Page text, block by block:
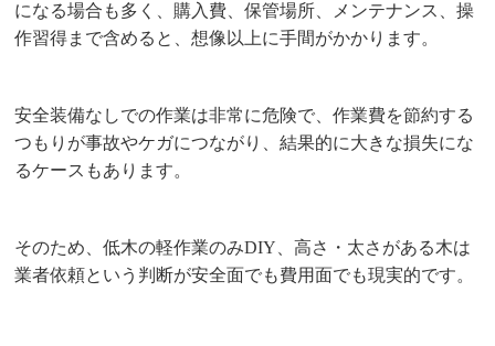
になる場合も多く、購入費、保管場所、メンテナンス、操
作習得まで含めると、想像以上に手間がかかります。
安全装備なしでの作業は非常に危険で、作業費を節約する
つもりが事故やケガにつながり、結果的に大きな損失にな
るケースもあります。
そのため、低木の軽作業のみDIY、高さ・太さがある木は
業者依頼という判断が安全面でも費用面でも現実的です。